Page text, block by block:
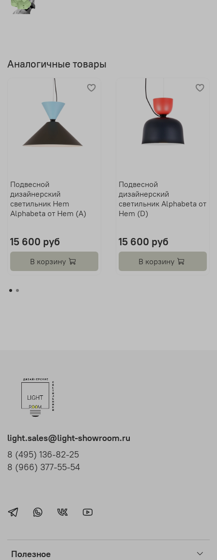
Аналогичные товары
Подвесной
дизайнерский
светильник Hem
Alphabeta от Hem (A)
15 600 руб
В корзину
Подвесной
дизайнерский
светильник Alphabeta от
Hem (D)
15 600 руб
В корзину
Полезное
light.sales@light-showroom.ru
8 (495) 136-82-25
8 (966) 377-55-54